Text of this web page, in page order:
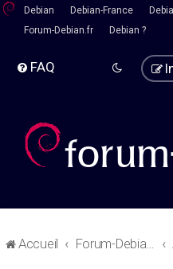
Debian Debian-France
Forum-Debian.fr
Debian ?
FAQ
Accueil Forum-Debian.fr